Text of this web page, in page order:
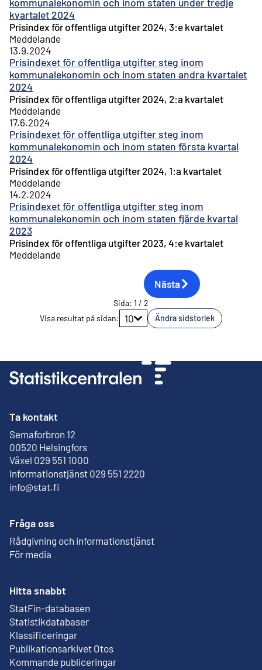
kvartalet 2024
Prisindex för offentliga utgifter 2024, 3:e kvartalet
Meddelande
Prisindexet för offentliga utgifter steg inom
kommunalekonomin och inom staten andra kvartalet
2024
13.9.2024
Prisindex för offentliga utgifter 2024, 2:a kvartalet
Meddelande
Prisindexet för offentliga utgifter steg inom
kommunalekonomin och inom staten första kvartal
2024
17.6.2024
Prisindex för offentliga utgifter 2024, 1:a kvartalet
Meddelande
Prisindexet för offentliga utgifter steg inom
kommunalekonomin och inom staten fjärde kvartal
2023
14.2.2024
Prisindex för offentliga utgifter 2023, 4:e kvartalet
Meddelande
Gå till sidan
Nästa
Sida: 1 / 2
Visa resultat på sidan: 10 Ändra sidstorlek
Ta kontakt
Semaforbron 12
00520 Helsingfors
Extern länk
Växel 029 551 1000
Informationstjänst 029 551 2220
info@stat.fi
Fråga oss
Rådgivning och informationstjänst
För media
Hitta snabbt
StatFin-databasen
Extern länk
Statistikdatabaser
Klassificeringar
Publikationsarkivet Otos
Extern länk
Kommande publiceringar